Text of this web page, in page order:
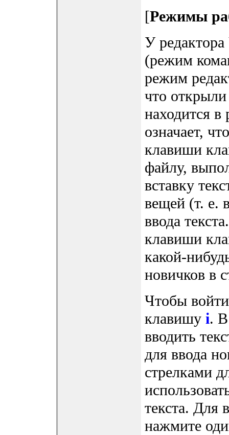
[Режимы
У
(режим
режим
что
находится
означает,
клавиши
файлу,
вставку
вещей (т. е.
ввода
клавиши
какой-
новичков в
Чтобы
клавишу i.
вводить
для ввода
стрелками
текста. Для
нажмите